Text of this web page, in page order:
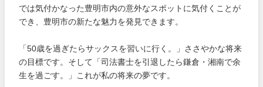
では気付かなった豊明市内の意外なスポットに気付くことが
でき、豊明市の新たな魅力を発見できます。
「50歳を過ぎたらサックスを習いに行く。」ささやかな将来
の目標です。そして「司法書士を引退したら鎌倉・湘南で余
生を過ごす。」これが私の将来の夢です。